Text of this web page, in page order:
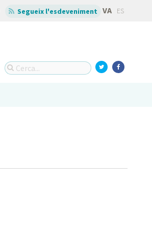
Segueix l'esdeveniment VA ES